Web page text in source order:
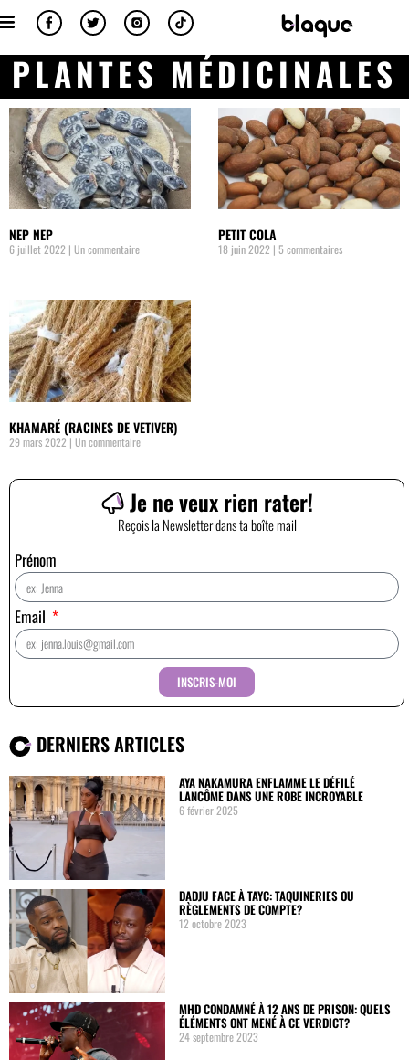
PLANTES MÉDICINALES
NEP NEP
6 juillet 2022 Un commentaire
PETIT COLA
18 juin 2022 5 commentaires
KHAMARÉ (RACINES DE VETIVER)
29 mars 2022 Un commentaire
Je ne veux rien rater!
Reçois la Newsletter dans ta boîte mail
Prénom
Email
INSCRIS-MOI
DERNIERS ARTICLES
AYA NAKAMURA ENFLAMME LE DÉFILÉ
LANCÔME DANS UNE ROBE INCROYABLE
6 février 2025
DADJU FACE À TAYC: TAQUINERIES OU
RÈGLEMENTS DE COMPTE?
12 octobre 2023
MHD CONDAMNÉ À 12 ANS DE PRISON: QUELS
ÉLÉMENTS ONT MENÉ À CE VERDICT?
24 septembre 2023